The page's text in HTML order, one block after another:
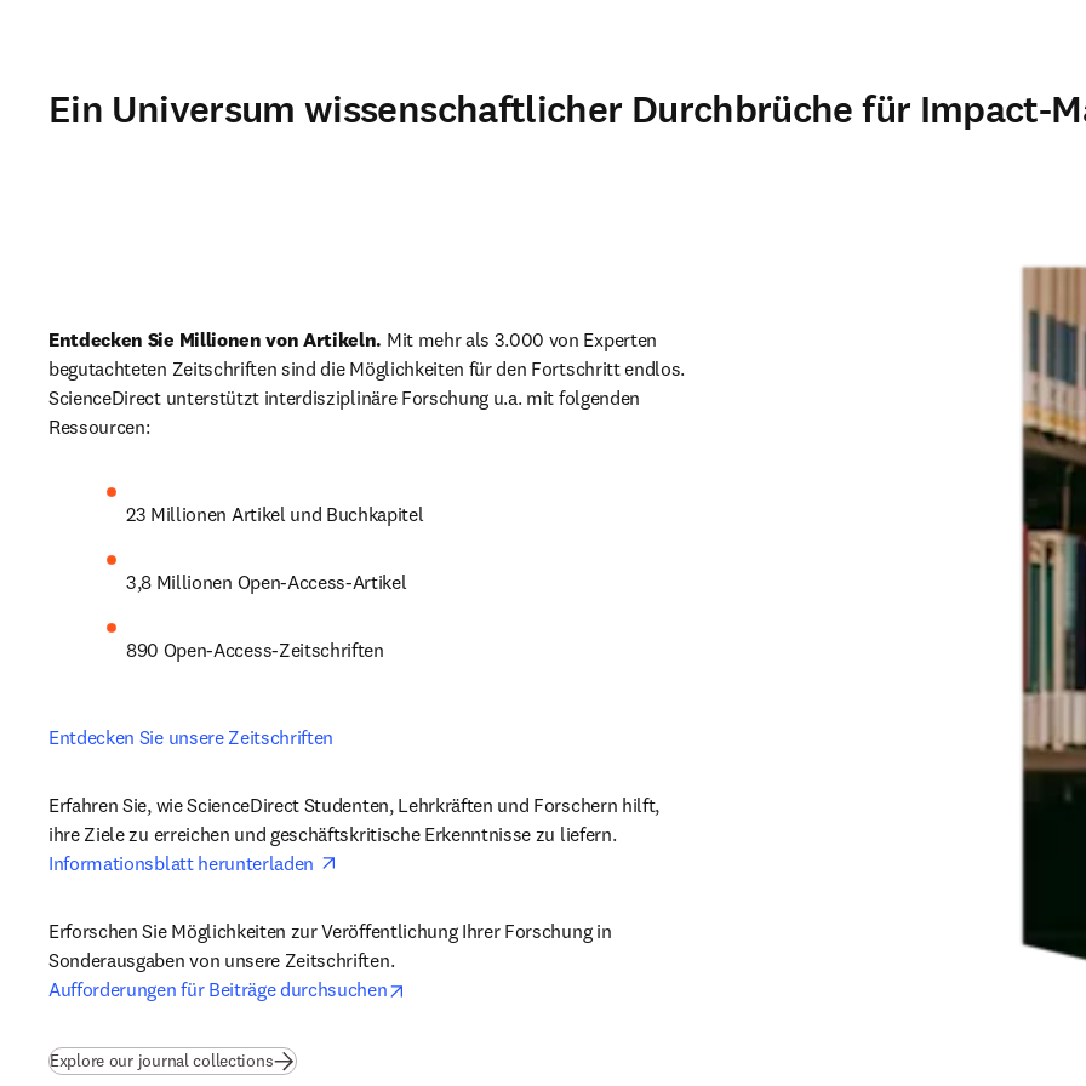
Ein Universum wissenschaftlicher Durchbrüche für Impact-
Entdecken Sie Millionen von Artikeln. Mit mehr als 3.000 von Experten
begutachteten Zeitschriften sind die Möglichkeiten für den Fortschritt endlos.
ScienceDirect unterstützt interdisziplinäre Forschung u.a. mit folgenden
Ressourcen:
23 Millionen Artikel und Buchkapitel
3,8 Millionen Open-Access-Artikel
890 Open-Access-Zeitschriften
Entdecken Sie unsere Zeitschriften
Erfahren Sie, wie ScienceDirect Studenten, Lehrkräften und Forschern hilft,
Informationsblatt herunterladen
Erforschen Sie Möglichkeiten zur Veröffentlichung Ihrer Forschung in
Aufforderungen für Beiträge durchsuchen
Explore our journal collections